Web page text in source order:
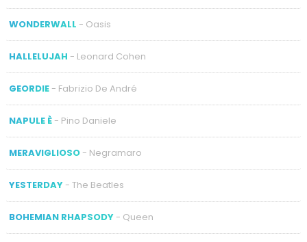
WONDERWALL - Oasis
HALLELUJAH - Leonard Cohen
GEORDIE- Fabrizio De André
NAPULE È- Pino Daniele
MERAVIGLIOSO- Negramaro
YESTERDAY- The Beatles
BOHEMIAN RHAPSODY- Queen